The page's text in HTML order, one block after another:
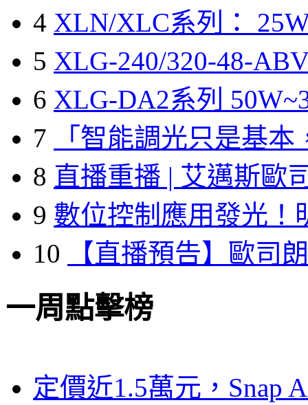
4 XLN/XLC系列：
5 XLG-240/320-48-
6 XLG-DA2系列
7
「智能調光只是基本
8 直播重播 | 艾邁斯歐
9 數位控制應用發光！
10
【直播預告】歐司
一周點擊榜
定價近1.5萬元，Snap